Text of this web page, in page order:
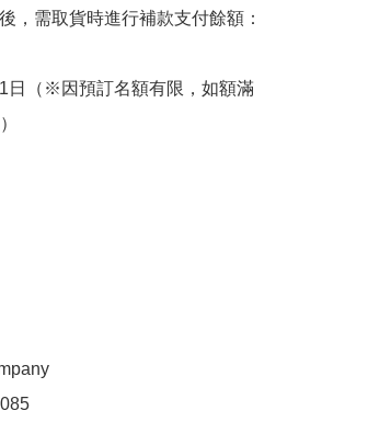
，需取貨時進行補款支付餘額：
日（※因預訂名額有限，如額滿